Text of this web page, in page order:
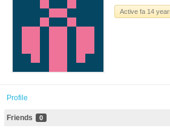
Active fa 14
Profile
Friends 0